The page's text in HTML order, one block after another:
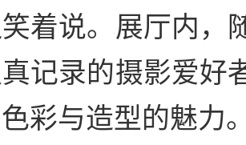
着说。展厅内，
记录的摄影爱好
彩与造型的魅力。